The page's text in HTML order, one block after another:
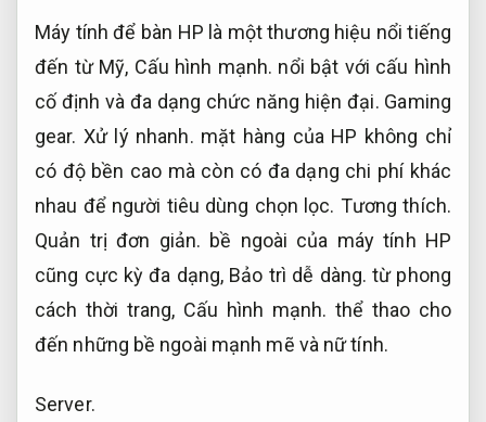
Máy tính để bàn HP là một thương hiệu nổi tiếng
đến từ Mỹ, Cấu hình mạnh. nổi bật với cấu hình
cố định và đa dạng chức năng hiện đại. Gaming
gear. Xử lý nhanh. mặt hàng của HP không chỉ
có độ bền cao mà còn có đa dạng chi phí khác
nhau để người tiêu dùng chọn lọc. Tương thích.
Quản trị đơn giản. bề ngoài của máy tính HP
cũng cực kỳ đa dạng, Bảo trì dễ dàng. từ phong
cách thời trang, Cấu hình mạnh. thể thao cho
đến những bề ngoài mạnh mẽ và nữ tính.
Server.